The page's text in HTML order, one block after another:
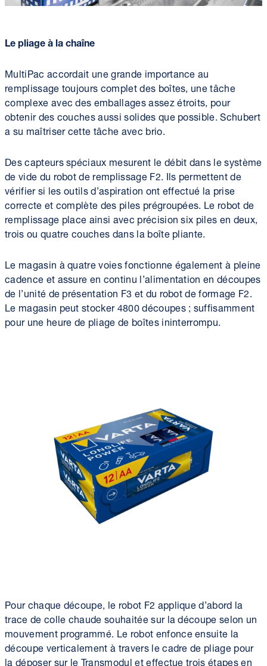
Le pliage à la chaîne
MultiPac accordait une grande importance au
remplissage toujours complet des boîtes, une tâche
complexe avec des emballages assez étroits, pour
obtenir des couches aussi solides que possible. Schubert
a su maîtriser cette tâche avec brio.
Des capteurs spéciaux mesurent le débit dans le système
de vide du robot de remplissage F2. Ils permettent de
vérifier si les outils d’aspiration ont effectué la prise
correcte et complète des piles prégroupées. Le robot de
remplissage place ainsi avec précision six piles en deux,
trois ou quatre couches dans la boîte pliante.
Le magasin à quatre voies fonctionne également à pleine
cadence et assure en continu l’alimentation en découpes
de l’unité de présentation F3 et du robot de formage F2.
Le magasin peut stocker 4800 découpes ; suffisamment
pour une heure de pliage de boîtes ininterrompu.
Pour chaque découpe, le robot F2 applique d’abord la
trace de colle chaude souhaitée sur la découpe selon un
mouvement programmé. Le robot enfonce ensuite la
découpe verticalement à travers le cadre de pliage pour
la déposer sur le Transmodul et effectue trois étapes en